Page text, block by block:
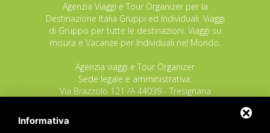
Agenzia Viaggi e Tour Organizer per la
Destinazione Italia Gruppi ed Individuali. Viaggi
di Gruppo per tutte le destinazioni. Viaggi su
misura e Vacanze per Individuali nel Mondo.
Agenzia viaggi e Tour Organizer
Sede legale e amministrativa:
Via Brazzolo 121 /A 44039 - Tresignana
Informativa